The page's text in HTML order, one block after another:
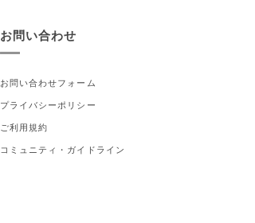
お問い合わせ
お問い合わせフォーム
プライバシーポリシー
ご利用規約
コミュニティ・ガイドライン